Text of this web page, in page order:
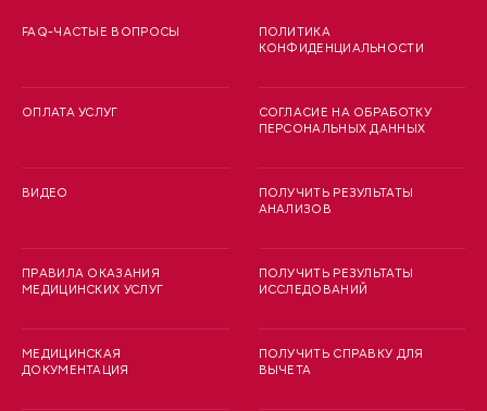
FAQ-ЧАСТЫЕ ВОПРОСЫ
ОПЛАТА УСЛУГ
ВИДЕО
ПРАВИЛА ОКАЗАНИЯ
МЕДИЦИНСКИХ УСЛУГ
МЕДИЦИНСКАЯ
ДОКУМЕНТАЦИЯ
ПОЛИТИКА
КОНФИДЕНЦИАЛЬНОСТИ
СОГЛАСИЕ НА ОБРАБОТКУ
ПЕРСОНАЛЬНЫХ ДАННЫХ
ПОЛУЧИТЬ РЕЗУЛЬТАТЫ
АНАЛИЗОВ
ПОЛУЧИТЬ РЕЗУЛЬТАТЫ
ИССЛЕДОВАНИЙ
ПОЛУЧИТЬ СПРАВКУ ДЛЯ
ВЫЧЕТА